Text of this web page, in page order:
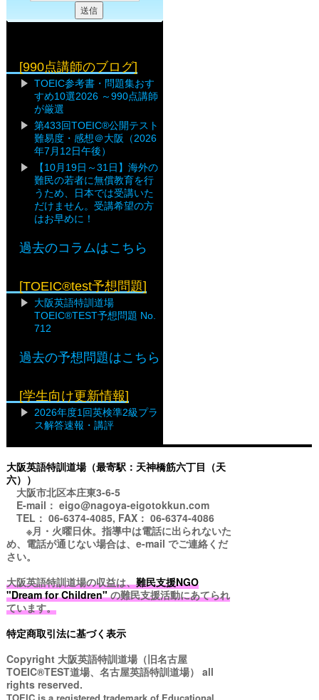
[990点講師のブログ]
TOEIC参考書・問題集おす
すめ10選2026 ～990点講師
が厳選
第433回TOEIC®公開テスト
難易度・感想＠大阪（2026
年7月12日午後）
【10月19日～31日】海外の
難民の若者に無償教育を行
うため、日本では受講いた
だけません。受講希望の方
はお早めに！
過去のコラムはこちら
[TOEIC®test予想問題]
大阪英語特訓道場
TOEIC®TEST予想問題 No.
712
過去の予想問題はこちら
[学生向け更新情報]
2026年度1回英検準2級プラ
ス解答速報・講評
大阪英語特訓道場（最寄駅：天神橋筋六丁目（天
六））
大阪市北区本庄東3-6-5
E-mail： eigo@nagoya-eigotokkun.com
TEL： 06-6374-4085, FAX： 06-6374-4086
※月・火曜日休。指導中は電話に出られないた
め、電話が通じない場合は、e-mail でご連絡くだ
さい。
大阪英語特訓道場の収益は、難民支援NGO
"Dream for Children"の難民支援活動にあてられ
ています。
特定商取引法に基づく表示
Copyright 大阪英語特訓道場（旧名古屋
TOEIC®TEST道場、名古屋英語特訓道場） all
rights reserved.